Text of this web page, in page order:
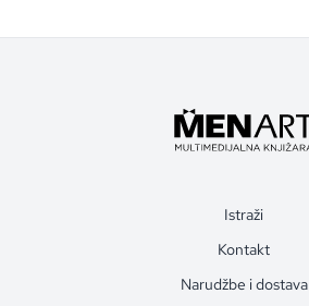
Istraži
Kontakt
Narudžbe i dostava